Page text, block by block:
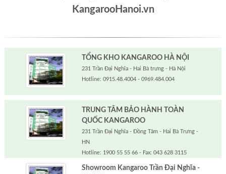
KangarooHanoi.vn
TỔNG KHO KANGAROO HÀ NỘI
231 Trần Đại Nghĩa - Hai Bà trưng - Hà Nội
Hotline: 0915.48.4004 - 0969.484.004
TRUNG TÂM BẢO HÀNH TOÀN
QUỐC KANGAROO
231 Trần Đại Nghĩa - Đồng Tâm - Hai Bà Trưng -
HN
Hotline: 1900 55 55 66 - Fax: 043 628 3115
Showroom Kangaroo Trần Đại Nghĩa -